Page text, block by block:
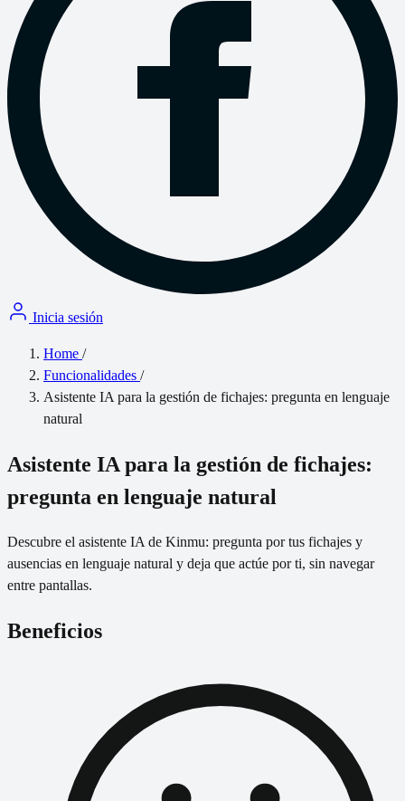
Inicia sesión
Home /
Funcionalidades /
Asistente IA para la gestión de fichajes: pregunta en lenguaje
natural
Asistente IA para la gestión de fichajes:
pregunta en lenguaje natural
Descubre el asistente IA de Kinmu: pregunta por tus fichajes y
ausencias en lenguaje natural y deja que actúe por ti, sin navegar
entre pantallas.
Beneficios